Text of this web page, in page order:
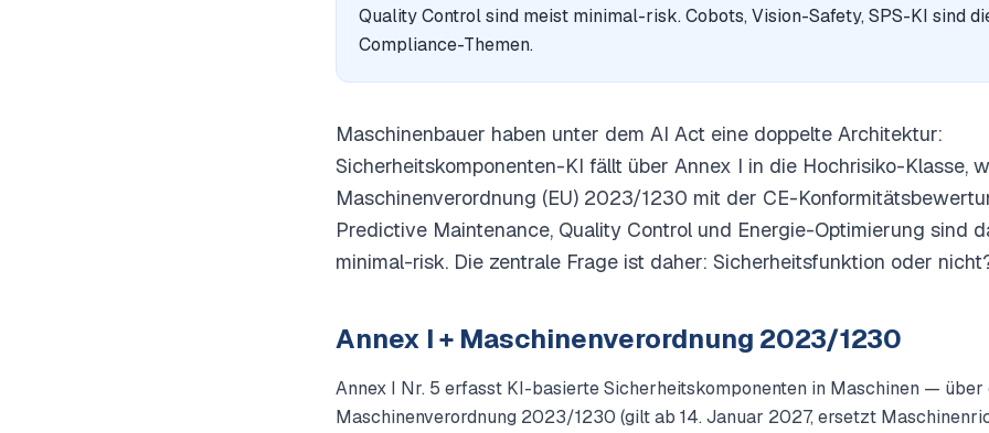
Quality Control sind meist minimal-risk. Cobots, Vision-Safety, SPS-KI sind
Compliance-Themen.
Maschinenbauer haben unter dem AI Act eine doppelte Architektur:
Sicherheitskomponenten-KI fällt über Annex I in die Hochrisiko-Klasse,
Maschinenverordnung (EU) 2023/1230 mit der CE-
Predictive Maintenance, Quality Control und Energie-Optimierung sind
minimal-risk. Die zentrale Frage ist daher: Sicherheitsfunktion oder
Annex I + Maschinenverordnung 2023/1230
Annex I Nr. 5 erfasst KI-basierte Sicherheitskomponenten in Maschinen — über
Maschinenverordnung 2023/1230 (gilt ab 14. Januar 2027, ersetzt